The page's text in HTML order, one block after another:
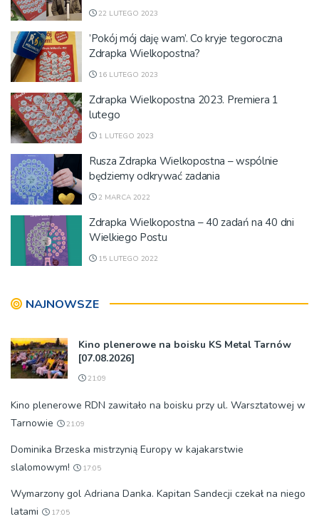
22 LUTEGO 2023
’Pokój mój daję wam’. Co kryje tegoroczna
Zdrapka Wielkopostna?
16 LUTEGO 2023
Zdrapka Wielkopostna 2023. Premiera 1
lutego
1 LUTEGO 2023
Rusza Zdrapka Wielkopostna – wspólnie
będziemy odkrywać zadania
2 MARCA 2022
Zdrapka Wielkopostna – 40 zadań na 40 dni
Wielkiego Postu
15 LUTEGO 2022
NAJNOWSZE
Kino plenerowe na boisku KS Metal Tarnów
[07.08.2026]
21:09
Kino plenerowe RDN zawitało na boisku przy ul. Warsztatowej w
Tarnowie
21:09
Dominika Brzeska mistrzynią Europy w kajakarstwie
slalomowym!
17:05
Wymarzony gol Adriana Danka. Kapitan Sandecji czekał na niego
latami
17:05